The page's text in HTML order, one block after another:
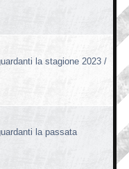
la stagione 2023 /
la passata